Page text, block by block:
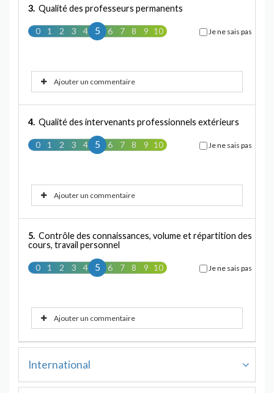
3. Qualité des professeurs permanents
5
0 1 2 3 4 5 6 7 8 9 10 Je ne sais pas
Ajouter un commentaire
4. Qualité des intervenants professionnels extérieurs
5
0 1 2 3 4 5 6 7 8 9 10 Je ne sais pas
Ajouter un commentaire
5. Contrôle des connaissances, volume et répartition des
cours, travail personnel
5
0 1 2 3 4 5 6 7 8 9 10 Je ne sais pas
Ajouter un commentaire
International